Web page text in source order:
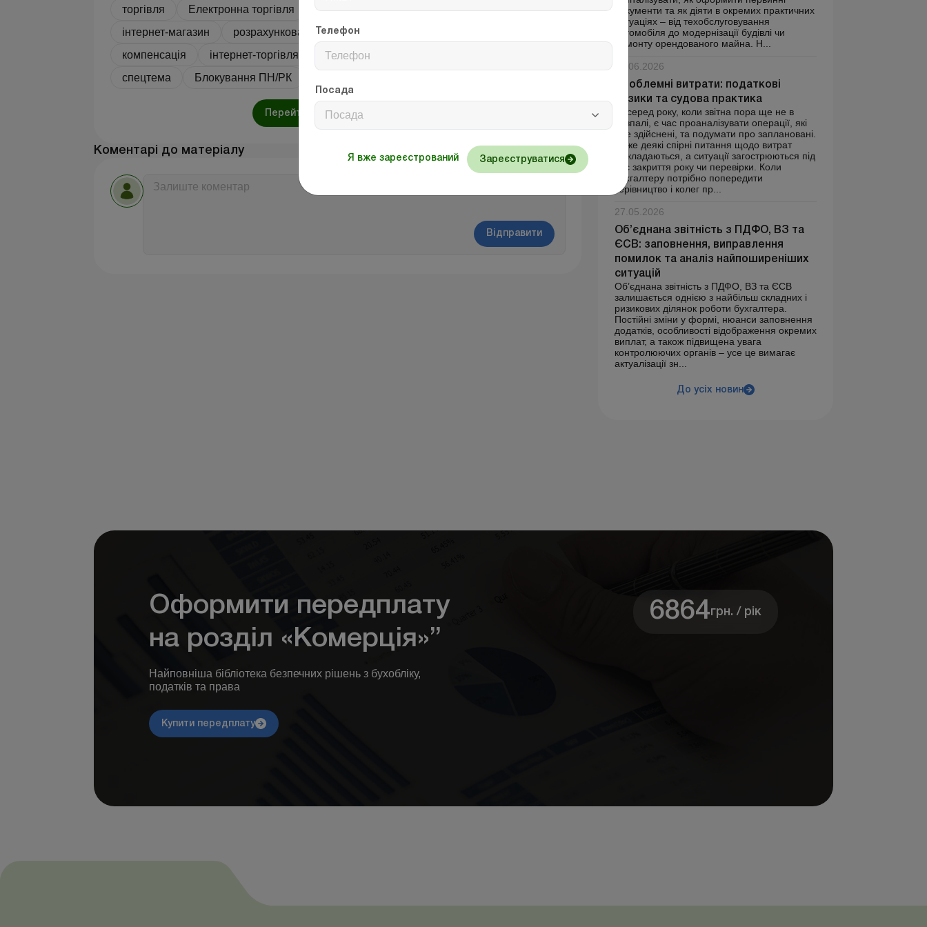
торгівля Електронна торгівля РРО/ПРРО
воєнний стан
інтернет-магазин
розрахункова операція
компенсація
інтернет-торгівля повернення товару
спецтема
Блокування ПН/РК
Перейти до усіх матеріалів
Коментарі до матеріалу
Відправити
документи та як діяти в окремих практичних
ситуаціях – від техобслуговування
автомобіля до модернізації будівлі чи
ремонту орендованого майна. Н...
24.06.2026
Проблемні витрати: податкові
ризики та судова практика
Посеред року, коли звітна пора ще не в
розпалі, є час проаналізувати операції, які
вже здійснені, та подумати про заплановані.
Адже деякі спірні питання щодо витрат
відкладаються, а ситуації загострюються під
час закриття року чи перевірки. Коли
бухгалтеру потрібно попередити
керівництво і колег пр...
27.05.2026
Об’єднана звітність з ПДФО, ВЗ та
ЄСВ: заповнення, виправлення
помилок та аналіз найпоширеніших
ситуацій
Об’єднана звітність з ПДФО, ВЗ та ЄСВ
залишається однією з найбільш складних і
ризикових ділянок роботи бухгалтера.
Постійні зміни у формі, нюанси заповнення
додатків, особливості відображення окремих
виплат, а також підвищена увага
контролюючих органів – усе це вимагає
актуалізації зн...
До усіх новин
Оформити передплату
на розділ «Комерція»”
Найповніша бібліотека безпечних рішень з бухобліку,
податків та права
Купити передплату
6864грн. / рік
Телефон
Посада
Посада
Я вже зареєстрований Зареєструватися